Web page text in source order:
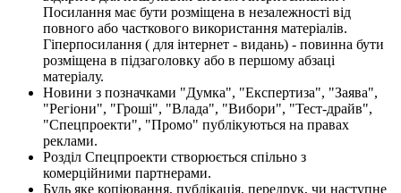
Посилання має бути розміщена в незалежності від
повного або часткового використання матеріалів.
Гіперпосилання ( для інтернет - видань) - повинна бути
розміщена в підзаголовку або в першому абзаці
матеріалу.
Новини з позначками "Думка", "Експертиза", "Заява",
"Регіони", "Гроші", "Влада", "Вибори", "Тест-драйв",
"Спецпроекти", "Промо" публікуються на правах
реклами.
Розділ Спецпроекти створюється спільно з
комерційними партнерами.
Будь яке копіювання, публікація, передрук, чи наступне